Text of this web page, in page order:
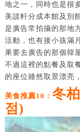
地之一，同時也是很
美談軒分成本館及別
是廣告常拍攝的那地
活動，也有接小孩滿
果要去廣告的那個韓
不過這裡的點餐及取
的座位雖然取景漂亮
美食推薦10： 冬
점)